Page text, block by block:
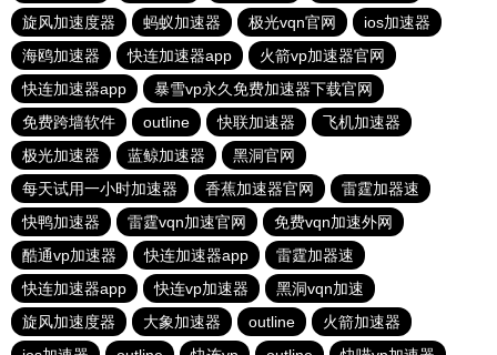
旋风加速度器
蚂蚁加速器 极光vqn官网
ios加速器
海鸥加速器
快连加速器app
火箭vp加速器官网
快连加速器app
暴雪vp永久免费加速器下载官网
免费跨墙软件
outline 快联加速器
飞机加速器
极光加速器
蓝鲸加速器
黑洞官网
每天试用一小时加速器
香蕉加速器官网
雷霆加器速
快鸭加速器
雷霆vqn加速官网
免费vqn加速外网
酷通vp加速器
快连加速器app
雷霆加器速
快连加速器app
快连vp加速器
黑洞vqn加速
旋风加速度器
大象加速器 outline
火箭加速器